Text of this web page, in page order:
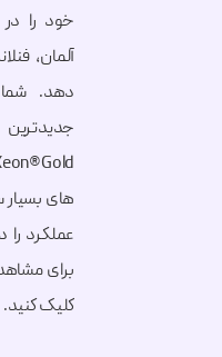
خود را در
آلمان، فنلاند
دهد. شما می
عملکرد را در
برای مشاهده
کلیک کنید.